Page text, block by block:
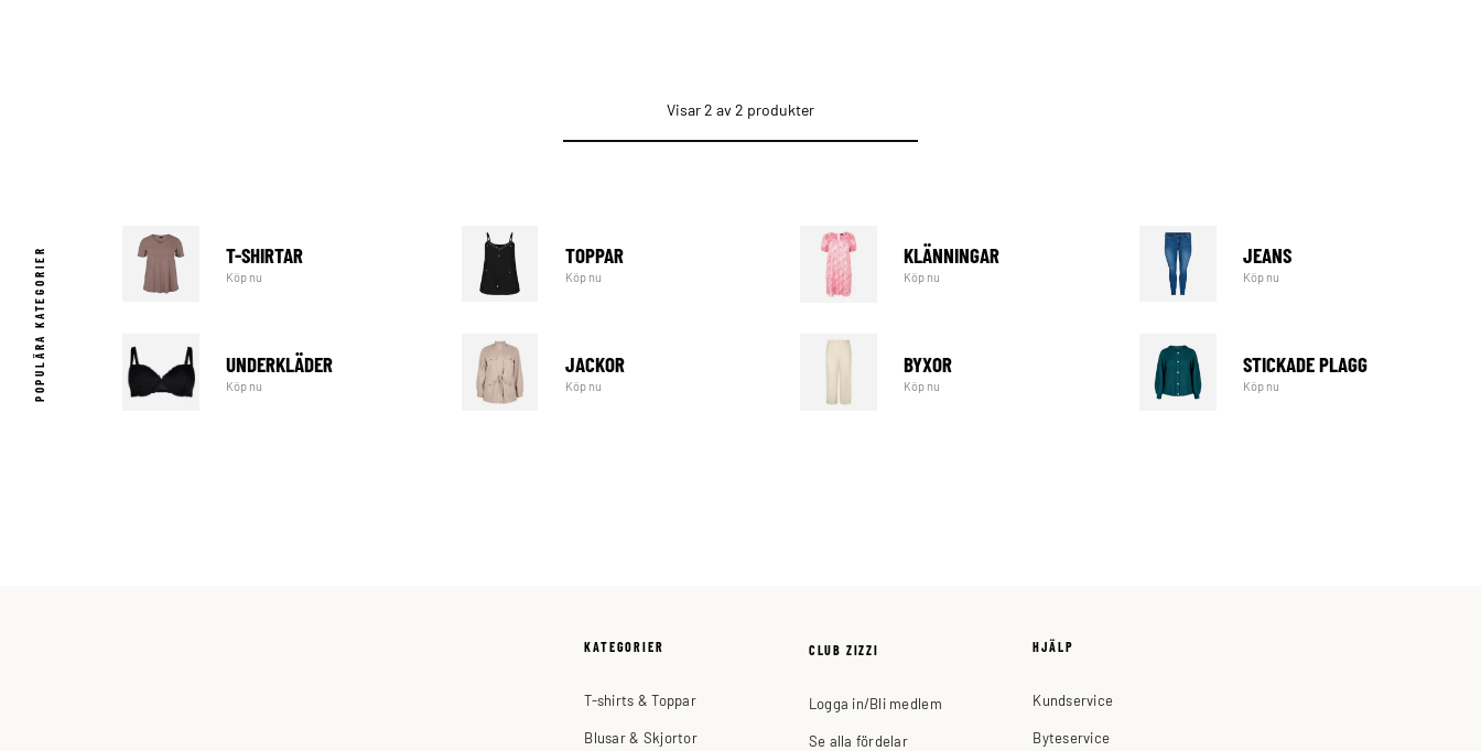
Visar 2 av 2 produkter
POPULÄRA KATEGORIER T-SHIRTAR
Köp nu
TOPPAR
Köp nu
KLÄNNINGAR
Köp nu
JEANS
Köp nu
UNDERKLÄDER
Köp nu
JACKOR
Köp nu
BYXOR
Köp nu
STICKADE PLAGG
Köp nu
KATEGORIER
T-shirts & Toppar
Blusar & Skjortor
CLUB ZIZZI
Logga in/Bli medlem
Se alla fördelar
HJÄLP
Kundservice
Byteservice